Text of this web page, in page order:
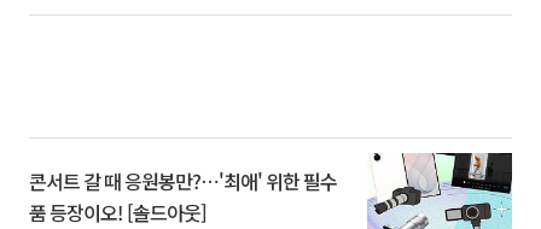
콘서트 갈 때 응원봉만?⋯'최애' 위한 필수
품 등장이오! [솔드아웃]